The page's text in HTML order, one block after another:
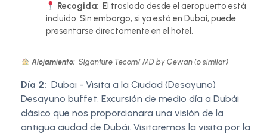
Recogida: El traslado desde el aeropuerto está
incluido. Sin embargo, si ya está en Dubai, puede
presentarse directamente en el hotel.
Alojamiento: Siganture Tecom/ MD by Gewan (o similar)
Día 2: Dubai - Visita a la Ciudad (Desayuno)
Desayuno buffet. Excursión de medio día a Dubái
clásico que nos proporcionara una visión de la
antigua ciudad de Dubái. Visitaremos la visita por la